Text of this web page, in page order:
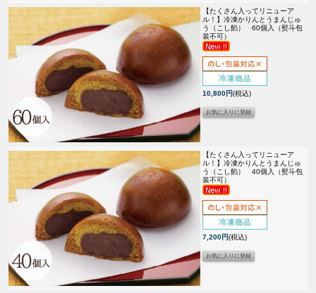
【たくさん入ってリニューア
ル！】 冷凍かりんとうまんじゅ
う（こし餡） 60個入（熨斗包
装不可）
10,800円(税込)
【たくさん入ってリニューア
ル！】 冷凍かりんとうまんじゅ
う（こし餡） 40個入（熨斗包
装不可）
7,200円(税込)